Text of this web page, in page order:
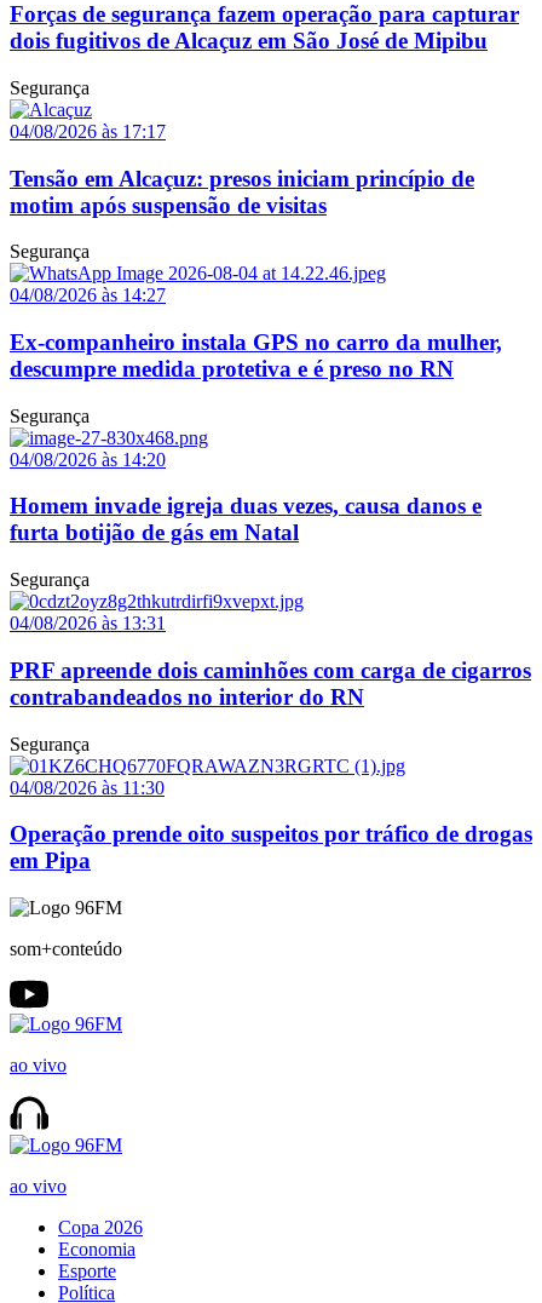
Forças de segurança fazem operação para capturar
dois fugitivos de Alcaçuz em São José de Mipibu
Segurança
04/08/2026 às 17:17
Tensão em Alcaçuz: presos iniciam princípio de
motim após suspensão de visitas
Segurança
04/08/2026 às 14:27
Ex-companheiro instala GPS no carro da mulher,
descumpre medida protetiva e é preso no RN
Segurança
04/08/2026 às 14:20
Homem invade igreja duas vezes, causa danos e
furta botijão de gás em Natal
Segurança
04/08/2026 às 13:31
PRF apreende dois caminhões com carga de cigarros
contrabandeados no interior do RN
Segurança
04/08/2026 às 11:30
Operação prende oito suspeitos por tráfico de drogas
em Pipa
som+conteúdo
ao vivo
ao vivo
Copa 2026
Economia
Esporte
Política